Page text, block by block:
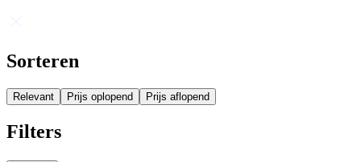
Sorteren
Relevant Prijs oplopend Prijs aflopend
Filters